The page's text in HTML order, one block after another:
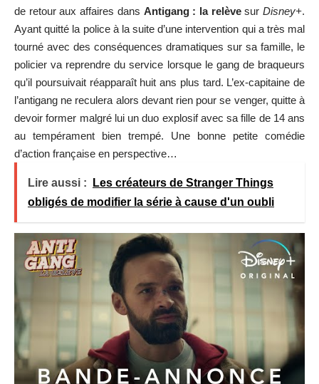
de retour aux affaires dans Antigang : la relèvesurDisney+.
Ayant quitté la police à la suite d’une intervention qui a très mal
tourné avec des conséquences dramatiques sur sa famille, le
policier va reprendre du service lorsque le gang de braqueurs
qu’il poursuivait réapparaît huit ans plus tard. L’ex-capitaine de
l’antigang ne reculera alors devant rien pour se venger, quitte à
devoir former malgré lui un duo explosif avec sa fille de 14 ans
au tempérament bien trempé. Une bonne petite comédie
d’action française en perspective…
Lire aussi :
Les créateurs de Stranger Things
obligés de modifier la série à cause d'un oubli